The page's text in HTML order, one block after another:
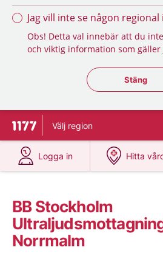
Jag vill inte se någon
Obs! Detta val innebär att du
och viktig information som
Stäng
Stäng
Till startsidan för 1177
Välj region
Logga in
på 1177.se
Hitta
på
BB Stockholm
Norrmalm